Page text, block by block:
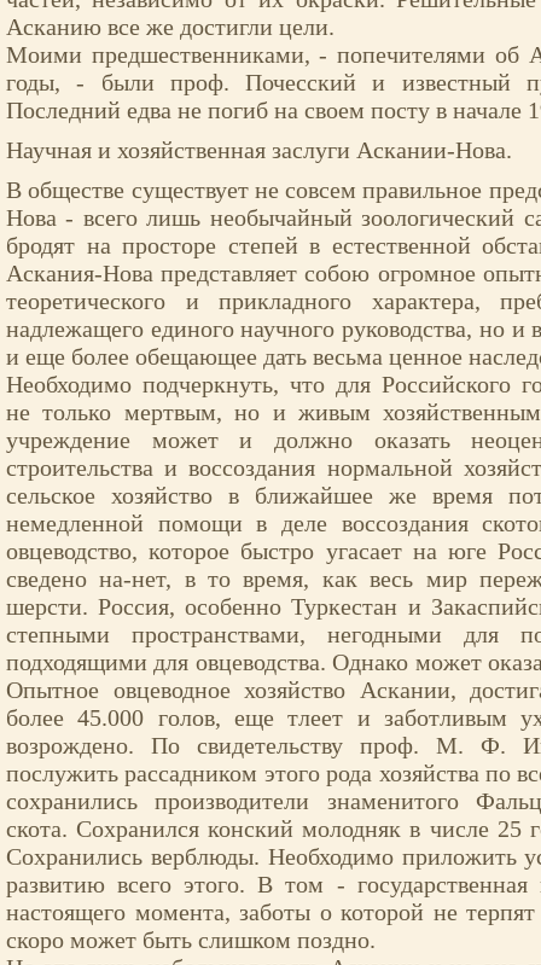
Асканию все же достигли цели.
Моими предшественниками, - попечителями об
годы, - были проф. Почесский и известный
Последний едва не погиб на своем посту в начале
Научная и хозяйственная заслуги Аскании-Нова.
В обществе существует не совсем правильное
Нова - всего лишь необычайный зоологический
бродят на просторе степей в естественной
Аскания-Нова представляет собою огромное
теоретического и прикладного характера,
надлежащего единого научного руководства, но и
и еще более обещающее дать весьма ценное
Необходимо подчеркнуть, что для Российского
не только мертвым, но и живым
учреждение может и должно оказать
строительства и воссоздания нормальной
сельское хозяйство в ближайшее же время
немедленной помощи в деле воссоздания
овцеводство, которое быстро угасает на юге
сведено на-нет, в то время, как весь мир
шерсти. Россия, особенно Туркестан и
степными пространствами, негодными для
подходящими для овцеводства. Однако может
Опытное овцеводное хозяйство Аскании,
более 45.000 голов, еще тлеет и заботливым
возрождено. По свидетельству проф. М. Ф.
послужить рассадником этого рода хозяйства по
сохранились производители знаменитого
скота. Сохранился конский молодняк в числе 25
Сохранились верблюды. Необходимо приложить
развитию всего этого. В том - государственная
настоящего момента, заботы о которой не терпят
скоро может быть слишком поздно.